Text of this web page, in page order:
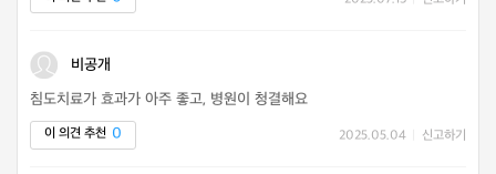
비공개
침도치료가 효과가 아주 좋고, 병원이 청결해요
이 의견 추천 0 2025.05.04 신고하기